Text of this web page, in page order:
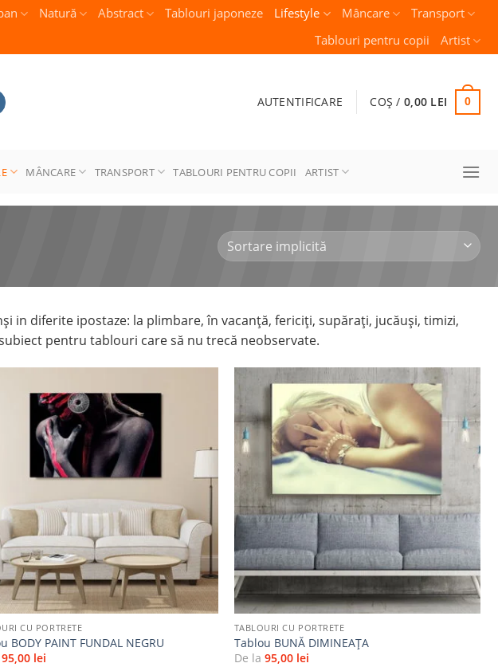
Natură Abstract Tablouri japoneze Lifestyle Mâncare
Transport
Tablouri pentru copii
Artist
AUTENTIFICARE COȘ / 0,00 LEI 0
MÂNCARE TRANSPORT TABLOURI PENTRU COPII ARTIST
in diferite ipostaze: la plimbare, în vacanță, fericiți, supărați, jucăuși, timizi,
pentru tablouri care să nu trecă neobservate.
CU PORTRETE
BODY PAINT FUNDAL NEGRU
95,00 lei
Adaugă
TABLOURI CU PORTRETE
Tablou BUNĂ DIMINEAŢA
De la 95,00 lei